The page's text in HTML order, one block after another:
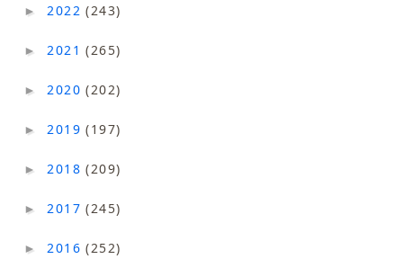
►2022(243)
►2021(265)
►2020(202)
►2019(197)
►2018(209)
►2017(245)
►2016(252)